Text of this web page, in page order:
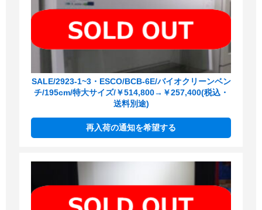
SALE/2923-1~3・ESCO/BCB-6E/バイオクリーンベン
チ/195cm/特大サイズ/￥514,800→￥257,400(税込・
送料別途)
再入荷の通知を希望する